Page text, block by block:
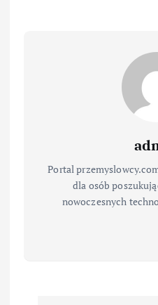
Portal
dla osób
nowoczesnych